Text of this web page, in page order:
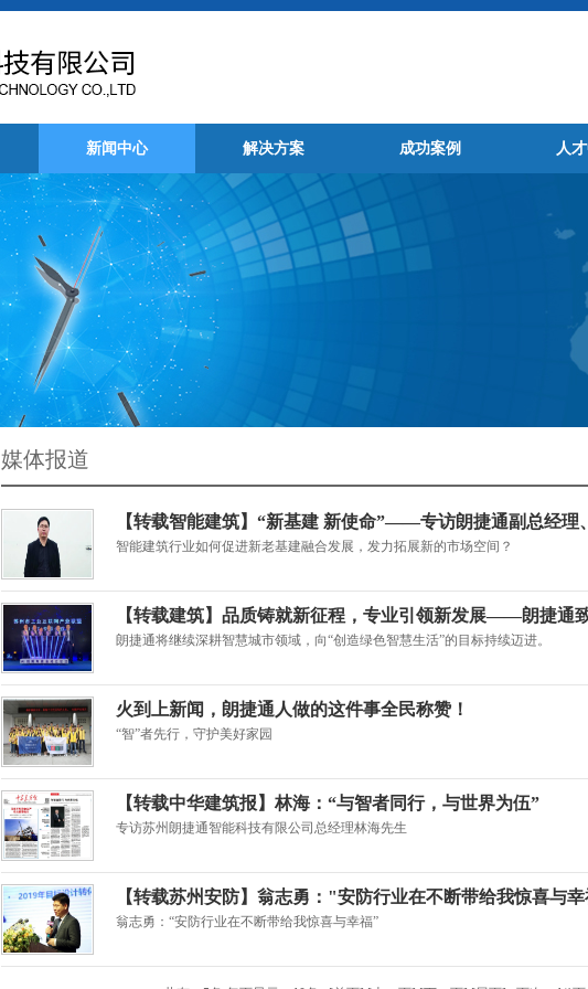
新闻中心 解决方案 成功案例 人
媒体报道
【转载智能建筑】“新基建 新使命”——专访朗捷通副总经理
智能建筑行业如何促进新老基建融合发展，发力拓展新的市场空间？
【转载建筑】品质铸就新征程，专业引领新发展——朗捷通
朗捷通将继续深耕智慧城市领域，向“创造绿色智慧生活”的目标持续迈进。
火到上新闻，朗捷通人做的这件事全民称赞！
“智”者先行，守护美好家园
【转载中华建筑报】林海：“与智者同行，与世界为伍”
专访苏州朗捷通智能科技有限公司总经理林海先生
【转载苏州安防】翁志勇："安防行业在不断带给我惊喜与
翁志勇：“安防行业在不断带给我惊喜与幸福”